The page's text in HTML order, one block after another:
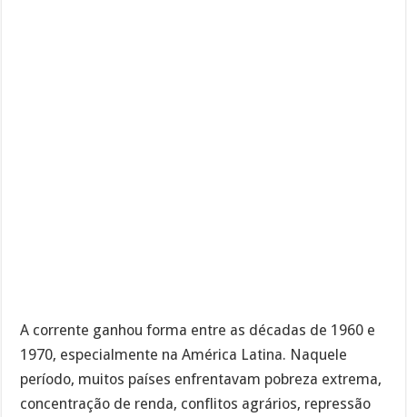
A corrente ganhou forma entre as décadas de 1960 e
1970, especialmente na América Latina. Naquele
período, muitos países enfrentavam pobreza extrema,
concentração de renda, conflitos agrários, repressão